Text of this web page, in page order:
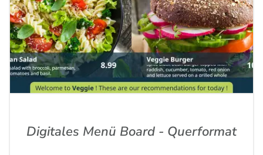
Digitales Menü Board - Querformat